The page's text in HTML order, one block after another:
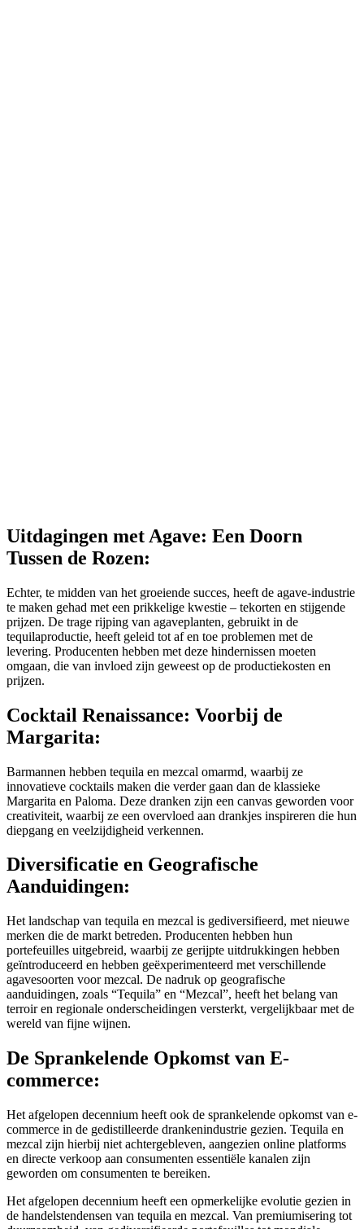
Uitdagingen met Agave: Een Doorn
Tussen de Rozen:
Echter, te midden van het groeiende succes, heeft de agave-industrie
te maken gehad met een prikkelige kwestie – tekorten en stijgende
prijzen. De trage rijping van agaveplanten, gebruikt in de
tequilaproductie, heeft geleid tot af en toe problemen met de
levering. Producenten hebben met deze hindernissen moeten
omgaan, die van invloed zijn geweest op de productiekosten en
prijzen.
Cocktail Renaissance: Voorbij de
Margarita:
Barmannen hebben tequila en mezcal omarmd, waarbij ze
innovatieve cocktails maken die verder gaan dan de klassieke
Margarita en Paloma. Deze dranken zijn een canvas geworden voor
creativiteit, waarbij ze een overvloed aan drankjes inspireren die hun
diepgang en veelzijdigheid verkennen.
Diversificatie en Geografische
Aanduidingen:
Het landschap van tequila en mezcal is gediversifieerd, met nieuwe
merken die de markt betreden. Producenten hebben hun
portefeuilles uitgebreid, waarbij ze gerijpte uitdrukkingen hebben
geïntroduceerd en hebben geëxperimenteerd met verschillende
agavesoorten voor mezcal. De nadruk op geografische
aanduidingen, zoals “Tequila” en “Mezcal”, heeft het belang van
terroir en regionale onderscheidingen versterkt, vergelijkbaar met de
wereld van fijne wijnen.
De Sprankelende Opkomst van E-
commerce:
Het afgelopen decennium heeft ook de sprankelende opkomst van e-
commerce in de gedistilleerde drankenindustrie gezien. Tequila en
mezcal zijn hierbij niet achtergebleven, aangezien online platforms
en directe verkoop aan consumenten essentiële kanalen zijn
geworden om consumenten te bereiken.
Het afgelopen decennium heeft een opmerkelijke evolutie gezien in
de handelstendensen van tequila en mezcal. Van premiumisering tot